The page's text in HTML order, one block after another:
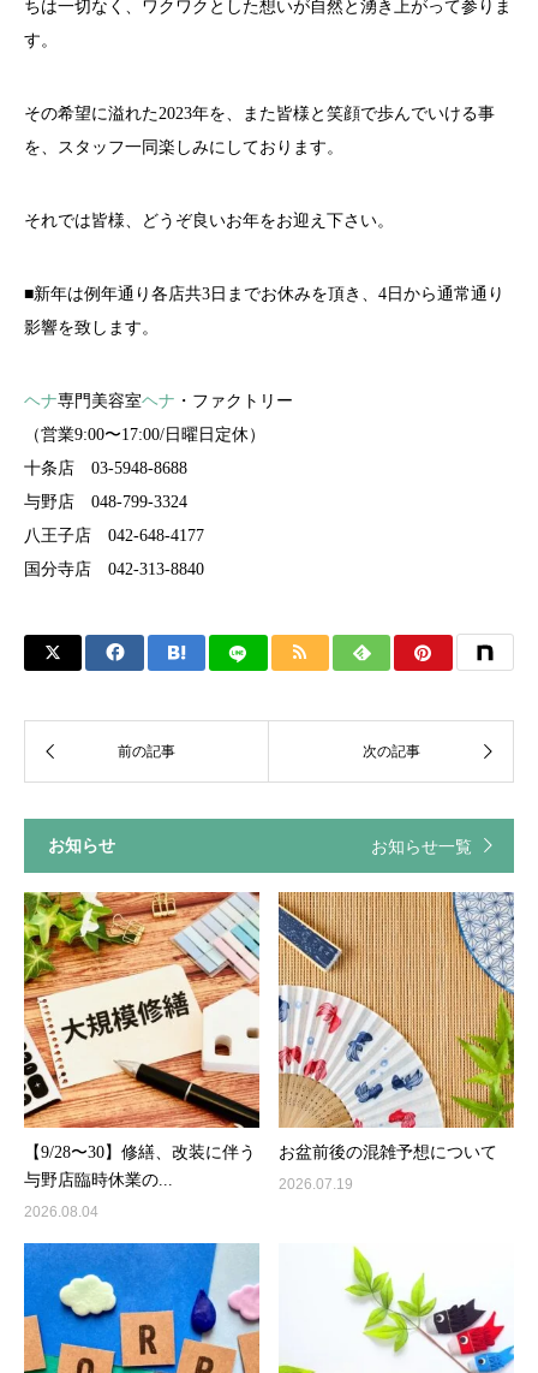
ちは一切なく、ワクワクとした想いが自然と湧き上がって参りま
す。
その希望に溢れた2023年を、また皆様と笑顔で歩んでいける事
を、スタッフ一同楽しみにしております。
それでは皆様、どうぞ良いお年をお迎え下さい。
■新年は例年通り各店共3日までお休みを頂き、4日から通常通り
影響を致します。
ヘナ専門美容室ヘナ ・ファクトリー
（営業9:00〜17:00/日曜日定休）
十条店 03-5948-8688
与野店 048-799-3324
八王子店 042-648-4177
国分寺店 042-313-8840
お知らせ お知らせ一覧
【9/28〜30】修繕、改装に伴う
与野店臨時休業の...
2026.08.04
お盆前後の混雑予想について
2026.07.19